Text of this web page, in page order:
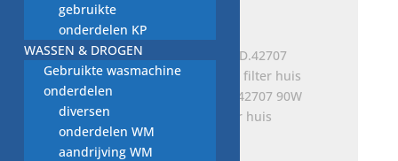
€35,00
prijs
was:
€ 35,00.€ 25,00.
afvoerpomp PLASET COD.42707 90W
NIEUW compleet met filter huis
€30,00
gebruikte
onderdelen KP
WASSEN & DROGEN
Gebruikte wasmachine
onderdelen
diversen
onderdelen WM
aandrijving WM